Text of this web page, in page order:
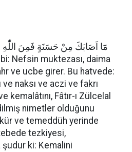
مَٓا اَصَابَكَ مِنْ حَسَنَةٍ فَمِنَ
ve ucbe girer. Bu hatvede:
naksı ve aczi ve fakrı
Fâtır-ı Zülcelal
nimetler olduğunu
ve temeddüh yerinde
tezkiyesi,